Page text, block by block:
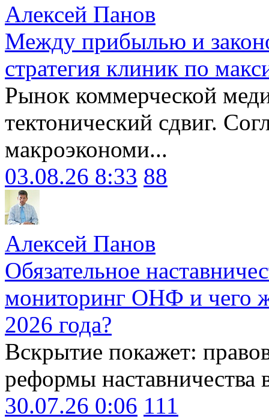
Алексей Панов
Между прибылью и
стратегия клиник по
Рынок коммерческой
тектонический сдвиг.
макроэкономи...
03.08.26 8:33 88
Алексей Панов
Обязательное
мониторинг ОНФ и чего
2026 года?
Вскрытие покажет:
реформы наставничества
30.07.26 0:06 111